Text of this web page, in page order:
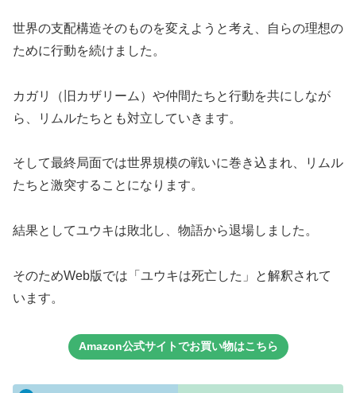
世界の支配構造そのものを変えようと考え、自らの理想の
ために行動を続けました。
カガリ（旧カザリーム）や仲間たちと行動を共にしなが
ら、リムルたちとも対立していきます。
そして最終局面では世界規模の戦いに巻き込まれ、リムル
たちと激突することになります。
結果としてユウキは敗北し、物語から退場しました。
そのためWeb版では「ユウキは死亡した」と解釈されて
います。
Amazon公式サイトでお買い物はこちら